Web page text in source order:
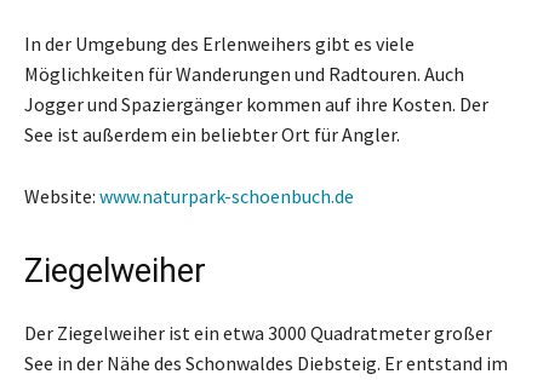
In der Umgebung des Erlenweihers gibt es viele
Möglichkeiten für Wanderungen und Radtouren. Auch
Jogger und Spaziergänger kommen auf ihre Kosten. Der
See ist außerdem ein beliebter Ort für Angler.
Website: www.naturpark-schoenbuch.de
Ziegelweiher
Der Ziegelweiher ist ein etwa 3000 Quadratmeter großer
See in der Nähe des Schonwaldes Diebsteig. Er entstand im